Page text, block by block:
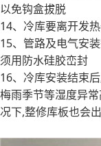
以免钩盒拔脱
14、冷库要离开发
15、管路及电气安
须用防水硅胶峦封
16、冷库安装结束
梅雨季节等湿度异
况下,整修库板也会出